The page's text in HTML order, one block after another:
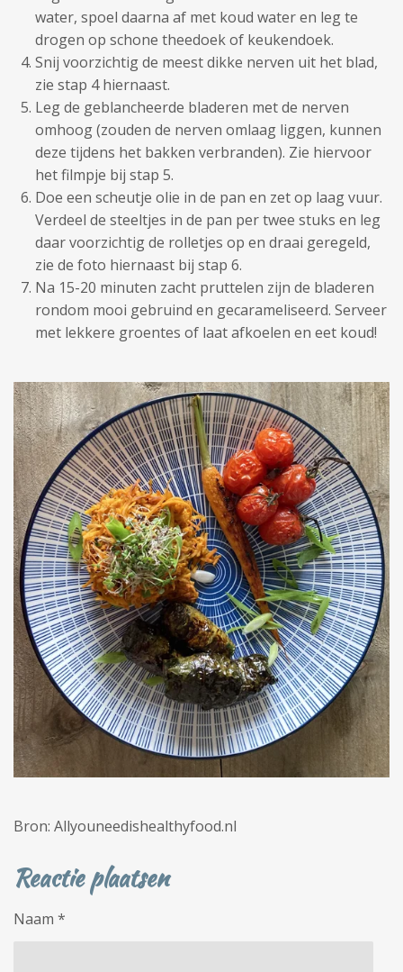
water, spoel daarna af met koud water en leg te
drogen op schone theedoek of keukendoek.
Snij voorzichtig de meest dikke nerven uit het blad,
zie stap 4 hiernaast.
Leg de geblancheerde bladeren met de nerven
omhoog (zouden de nerven omlaag liggen, kunnen
deze tijdens het bakken verbranden). Zie hiervoor
het filmpje bij stap 5.
Doe een scheutje olie in de pan en zet op laag vuur.
Verdeel de steeltjes in de pan per twee stuks en leg
daar voorzichtig de rolletjes op en draai geregeld,
zie de foto hiernaast bij stap 6.
Na 15-20 minuten zacht pruttelen zijn de bladeren
rondom mooi gebruind en gecarameliseerd. Serveer
met lekkere groentes of laat afkoelen en eet koud!
Bron: Allyouneedishealthyfood.nl
Reactie plaatsen
Naam *